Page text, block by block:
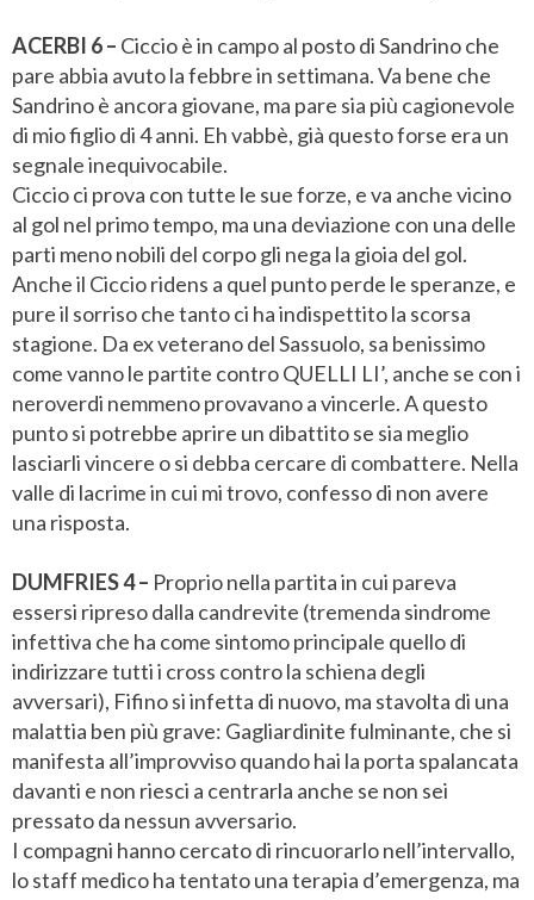
ACERBI 6 – Ciccio è in campo al posto di Sandrino che
pare abbia avuto la febbre in settimana. Va bene che
Sandrino è ancora giovane, ma pare sia più cagionevole
di mio figlio di 4 anni. Eh vabbè, già questo forse era un
segnale inequivocabile.
Ciccio ci prova con tutte le sue forze, e va anche vicino
al gol nel primo tempo, ma una deviazione con una delle
parti meno nobili del corpo gli nega la gioia del gol.
Anche il Ciccio ridens a quel punto perde le speranze, e
pure il sorriso che tanto ci ha indispettito la scorsa
stagione. Da ex veterano del Sassuolo, sa benissimo
come vanno le partite contro QUELLI LI’, anche se con i
neroverdi nemmeno provavano a vincerle. A questo
punto si potrebbe aprire un dibattito se sia meglio
lasciarli vincere o si debba cercare di combattere. Nella
valle di lacrime in cui mi trovo, confesso di non avere
una risposta.
DUMFRIES 4 – Proprio nella partita in cui pareva
essersi ripreso dalla candrevite (tremenda sindrome
infettiva che ha come sintomo principale quello di
indirizzare tutti i cross contro la schiena degli
avversari), Fifino si infetta di nuovo, ma stavolta di una
malattia ben più grave: Gagliardinite fulminante, che si
manifesta all’improvviso quando hai la porta spalancata
davanti e non riesci a centrarla anche se non sei
pressato da nessun avversario.
I compagni hanno cercato di rincuorarlo nell’intervallo,
lo staff medico ha tentato una terapia d’emergenza, ma